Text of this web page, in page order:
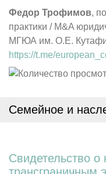
Федор Трофимов,
практики / M&A
МГЮА им. О.Е.
https://t.me/
Семейное и
Свидетельство о